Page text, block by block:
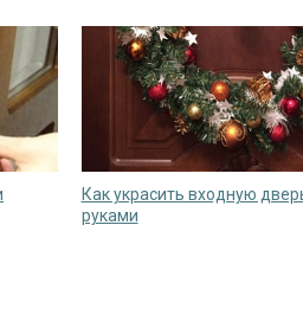
Как украсить входную
руками